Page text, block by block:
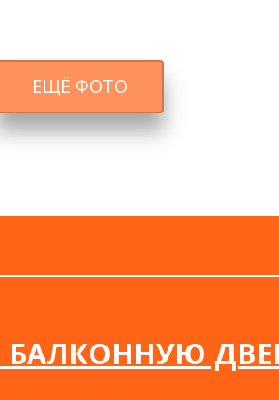
ЕЩЁ ФОТО
БАЛКОННУЮ